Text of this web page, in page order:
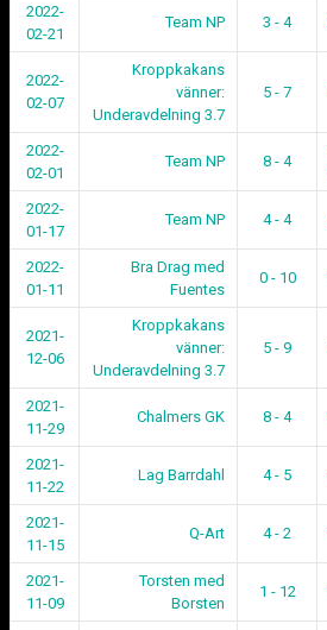
2022-
02-21
Team NP 3 - 4
2022-
02-07
Kroppkakans
vänner:
Underavdelning 3.7
5 - 7
2022-
02-01
Team NP 8 - 4
2022-
01-17
Team NP 4 - 4
2022-
01-11
Bra Drag med
Fuentes
0 - 10
2021-
12-06
Kroppkakans
vänner:
Underavdelning 3.7
5 - 9
2021-
11-29
Chalmers GK 8 - 4
2021-
11-22
Lag Barrdahl 4 - 5
2021-
11-15
Q-Art 4 - 2
2021-
11-09
Torsten med
Borsten
1 - 12